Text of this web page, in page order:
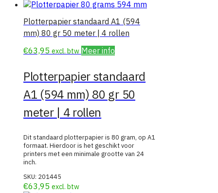
Plotterpapier standaard A1 (594
mm) 80 gr 50 meter | 4 rollen
€63,95 excl. btw Meer info
Plotterpapier standaard
A1 (594 mm) 80 gr 50
meter | 4 rollen
Dit standaard plotterpapier is 80 gram, op A1
formaat. Hierdoor is het geschikt voor
printers met een minimale grootte van 24
inch.
SKU: 201445
€63,95 excl. btw